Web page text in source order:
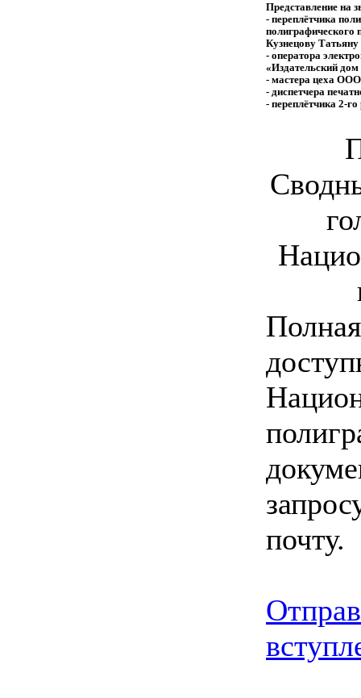
Представление на
- переплётчика
полиграфического
Кузнецову
- оператора
«Издательский
- мастера цеха
- диспетчера
- переплётчика 2-
почту.